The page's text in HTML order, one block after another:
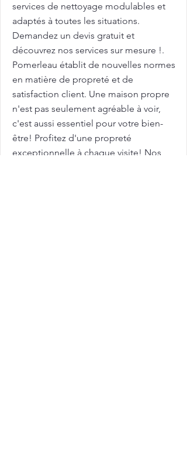
services de nettoyage modulables et
adaptés à toutes les situations.
Demandez un devis gratuit et
découvrez nos services sur mesure !.
Pomerleau établit de nouvelles normes
en matière de propreté et de
satisfaction client. Une maison propre
n'est pas seulement agréable à voir,
c'est aussi essentiel pour votre bien-
être! Profitez d'une propreté
exceptionnelle à chaque visite! Nos